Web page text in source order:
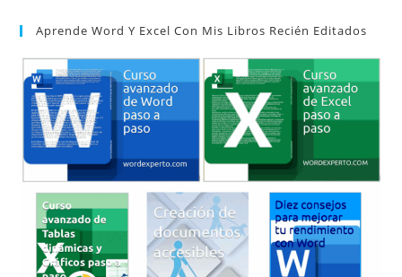
Aprende Word Y Excel Con Mis Libros Recién Editados